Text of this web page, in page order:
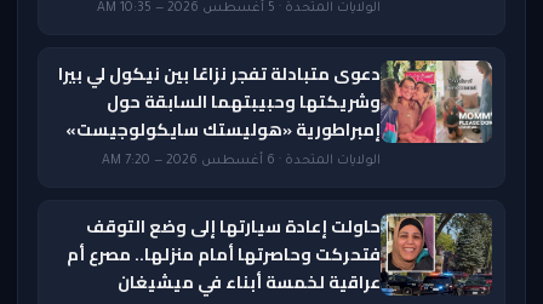
الولايات المتحدة · 5 أغسطس 2026 — 10:35 AM
دعوى متبادلة تفجر نزاعًا بين نيكول لي بيرا
وشريكتها وحبيبتهما السابقة حول
إمبراطورية «هوليستك سايكولوجيست»
الولايات المتحدة · 6 أغسطس 2026 — 7:20 AM
حاولت إعادة سيارتها إلى وضع التوقف
فتحركت وحاصرتها أمام منزلها.. مصرع أم
عراقية لخمسة أبناء في ميشيغان